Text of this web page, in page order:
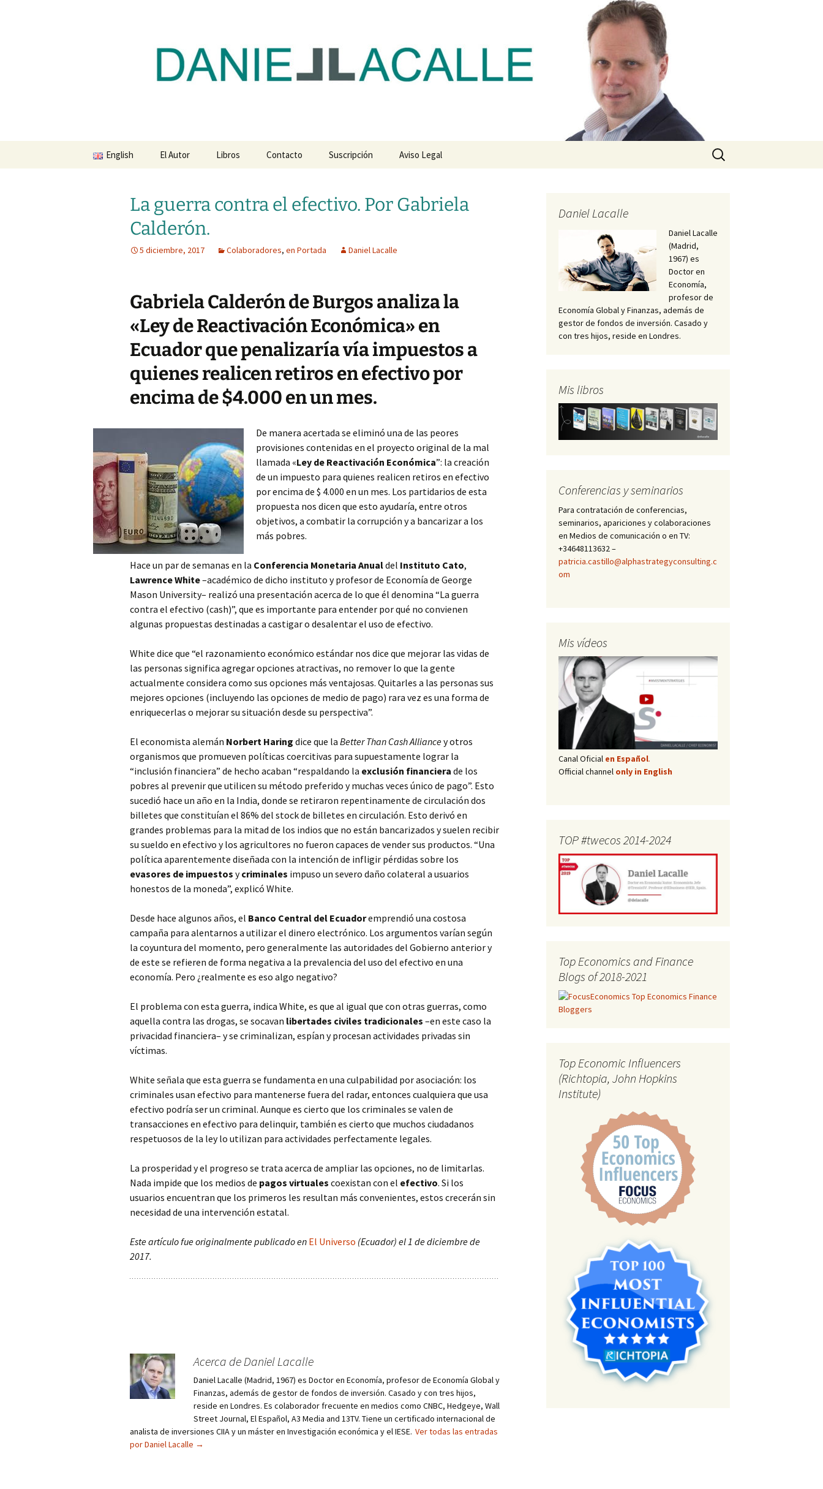
dlacalle.com
English El Autor Libros Contacto Suscripción Aviso Legal
Buscar:
La guerra contra el efectivo. Por Gabriela
Calderón.
5 diciembre, 2017 Colaboradores, en Portada Daniel Lacalle
Gabriela Calderón de Burgosanaliza la
«Ley de Reactivación Económica» en
Ecuador que penalizaría vía impuestos a
quienes realicen retiros en efectivo por
encima de $4.000 en un mes.
De manera acertada se eliminó una de las peores
provisiones contenidas en el proyecto original de la mal
llamada «Ley de Reactivación Económica”: la creación
de un impuesto para quienes realicen retiros en efectivo
por encima de $ 4.000 en un mes. Los partidarios de esta
propuesta nos dicen que esto ayudaría, entre otros
objetivos, a combatir la corrupción y a bancarizar a los
más pobres.
Hace un par de semanas en la Conferencia Monetaria Anualdel Instituto Cato,
Lawrence White–académico de dicho instituto y profesor de Economía de George
Mason University– realizó una presentación acerca de lo que él denomina “La guerra
contra el efectivo (cash)”, que es importante para entender por qué no convienen
algunas propuestas destinadas a castigar o desalentar el uso de efectivo.
White dice que “el razonamiento económico estándar nos dice que mejorar las vidas de
las personas significa agregar opciones atractivas, no remover lo que la gente
actualmente considera como sus opciones más ventajosas. Quitarles a las personas sus
mejores opciones (incluyendo las opciones de medio de pago) rara vez es una forma de
enriquecerlas o mejorar su situación desde su perspectiva”.
El economista alemán Norbert Haring dice que la Better Than Cash Alliancey otros
organismos que promueven políticas coercitivas para supuestamente lograr la
“inclusión financiera” de hecho acaban “respaldando la exclusión financiera de los
pobres al prevenir que utilicen su método preferido y muchas veces único de pago”. Esto
sucedió hace un año en la India, donde se retiraron repentinamente de circulación dos
billetes que constituían el 86% del stock de billetes en circulación. Esto derivó en
grandes problemas para la mitad de los indios que no están bancarizados y suelen recibir
su sueldo en efectivo y los agricultores no fueron capaces de vender sus productos. “Una
política aparentemente diseñada con la intención de infligir pérdidas sobre los
evasores de impuestos ycriminales impuso un severo daño colateral a usuarios
honestos de la moneda”, explicó White.
Desde hace algunos años, el Banco Central del Ecuadoremprendió una costosa
campaña para alentarnos a utilizar el dinero electrónico. Los argumentos varían según
la coyuntura del momento, pero generalmente las autoridades del Gobierno anterior y
de este se refieren de forma negativa a la prevalencia del uso del efectivo en una
economía. Pero ¿realmente es eso algo negativo?
El problema con esta guerra, indica White, es que al igual que con otras guerras, como
aquella contra las drogas, se socavan libertades civiles tradicionales –en este caso la
privacidad financiera– y se criminalizan, espían y procesan actividades privadas sin
víctimas.
White señala que esta guerra se fundamenta en una culpabilidad por asociación: los
criminales usan efectivo para mantenerse fuera del radar, entonces cualquiera que usa
efectivo podría ser un criminal. Aunque es cierto que los criminales se valen de
transacciones en efectivo para delinquir, también es cierto que muchos ciudadanos
respetuosos de la ley lo utilizan para actividades perfectamente legales.
La prosperidad y el progreso se trata acerca de ampliar las opciones, no de limitarlas.
Nada impide que los medios de pagos virtuales coexistan con el efectivo. Si los
usuarios encuentran que los primeros les resultan más convenientes, estos crecerán sin
necesidad de una intervención estatal.
Este artículo fue originalmente publicado en El Universo (Ecuador) el 1 de diciembre de
2017.
Acerca de Daniel Lacalle
Daniel Lacalle (Madrid, 1967) es Doctor en Economía, profesor de Economía Global y
Finanzas, además de gestor de fondos de inversión. Casado y con tres hijos,
reside en Londres. Es colaborador frecuente en medios como CNBC, Hedgeye, Wall
Street Journal, El Español, A3 Media and 13TV. Tiene un certificado internacional de
analista de inversiones CIIA y un máster en Investigación económica y el IESE. Ver todas las entradas
por Daniel Lacalle →
Daniel Lacalle
Daniel Lacalle
(Madrid,
1967) es
Doctor en
Economía,
profesor de
Economía Global y Finanzas, además de
gestor de fondos de inversión. Casado y
con tres hijos, reside en Londres.
Mis libros
Conferencias y seminarios
Para contratación de conferencias,
seminarios, apariciones y colaboraciones
en Medios de comunicación o en TV:
+34648113632 –
patricia.castillo@alphastrategyconsulting.c
om
Mis vídeos
Canal Oficial en Español.
Official channel only in English
TOP #twecos 2014-2024
Top Economics and Finance
Blogs of 2018-2021
Top Economic Influencers
(Richtopia, John Hopkins
Institute)